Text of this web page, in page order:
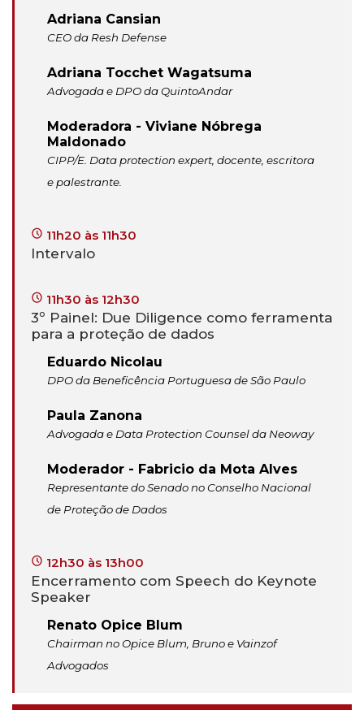
Adriana Cansian
CEO da Resh Defense
Adriana Tocchet Wagatsuma
Advogada e DPO da QuintoAndar
Moderadora - Viviane Nóbrega
Maldonado
CIPP/E. Data protection expert, docente, escritora
e palestrante.
11h20 às 11h30
Intervalo
11h30 às 12h30
3º Painel: Due Diligence como ferramenta
para a proteção de dados
Eduardo Nicolau
DPO da Beneficência Portuguesa de São Paulo
Paula Zanona
Advogada e Data Protection Counsel da Neoway
Moderador - Fabricio da Mota Alves
Representante do Senado no Conselho Nacional
de Proteção de Dados
12h30 às 13h00
Encerramento com Speech do Keynote
Speaker
Renato Opice Blum
Chairman no Opice Blum, Bruno e Vainzof
Advogados